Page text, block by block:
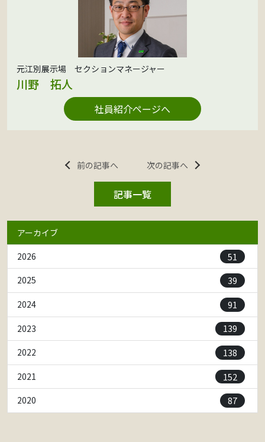
元江別展示場 セクションマネージャー
川野 拓人
社員紹介ページへ
前の記事へ 次の記事へ
記事一覧
アーカイブ
2026
51
2025 39
2024 91
2023 139
2022 138
2021 152
2020 87